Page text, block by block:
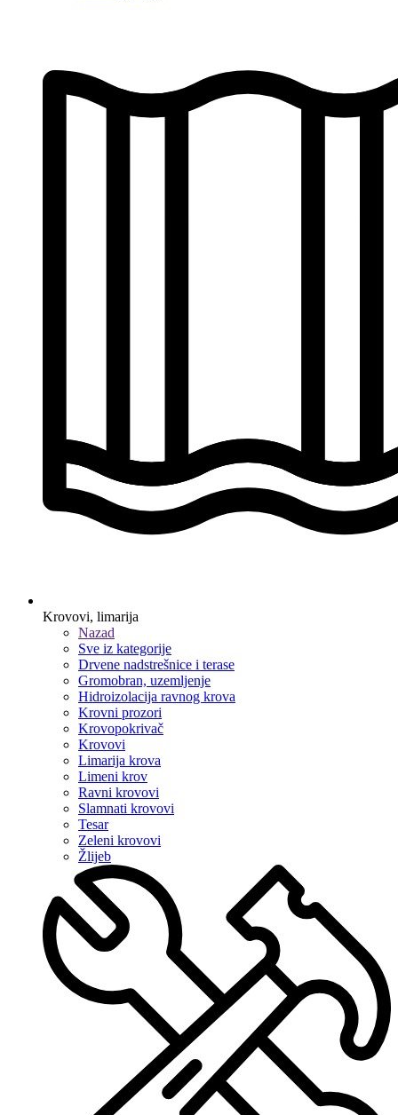
Krovovi, limarija
Nazad
Sve iz kategorije
Drvene nadstrešnice i terase
Gromobran, uzemljenje
Hidroizolacija ravnog krova
Krovni prozori
Krovopokrivač
Krovovi
Limarija krova
Limeni krov
Ravni krovovi
Slamnati krovovi
Tesar
Zeleni krovovi
Žlijeb